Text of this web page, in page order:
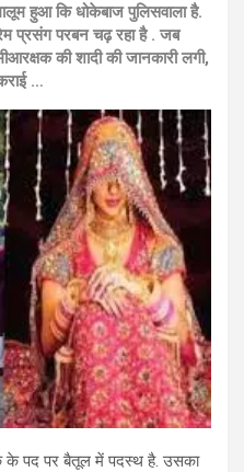
हुआ कि धोकेबाज पुलिसवाला है.
प्रसंग परबन चढ़ रहा है . जब
की शादी की जानकारी लगी,
…
के पद पर बैतूल में पदस्थ है. उसका